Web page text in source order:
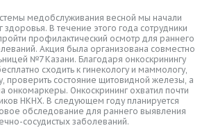
медобслуживания весной мы начали
здоровья. В течение этого года сотрудники
профилактический осмотр для раннего
Акция была организована совместно
№7 Казани. Благодаря онкоскринингу
сходить к гинекологу и маммологу,
проверить состояние щитовидной железы, а
онкомаркеры. Онкоскрининг охватил почти
НКНХ. В следующем году планируется
обследование для раннего выявления
сосудистых заболеваний.